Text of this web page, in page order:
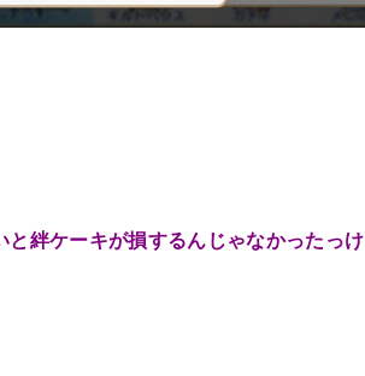
絆ケーキが損するんじゃなかったっけ